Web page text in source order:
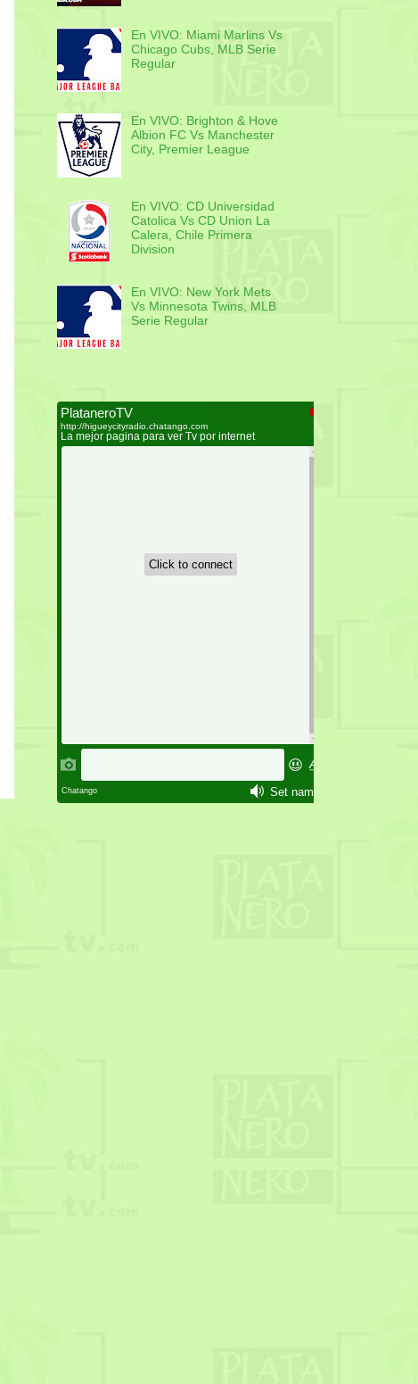
En VIVO: Miami Marlins Vs
Chicago Cubs, MLB Serie
Regular
En VIVO: Brighton & Hove
Albion FC Vs Manchester
City, Premier League
En VIVO: CD Universidad
Catolica Vs CD Union La
Calera, Chile Primera
Division
En VIVO: New York Mets
Vs Minnesota Twins, MLB
Serie Regular